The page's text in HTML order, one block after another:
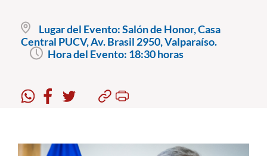
Pregrado
Postgrado
Formación Continua
Académicos
Lugar del Evento:Salón de Honor, Casa
Central PUCV, Av. Brasil 2950, Valparaíso.
Hora del Evento: 18:30 horas